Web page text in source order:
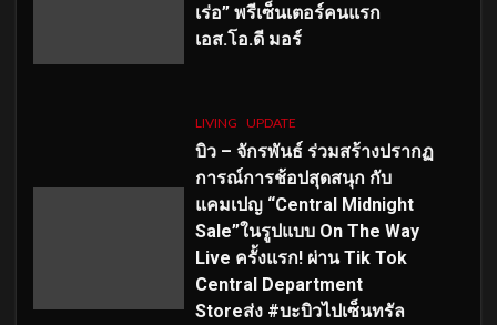
เร่อ” พรีเซ็นเตอร์คนแรก
เอส.โอ.ดี มอร์
LIVING UPDATE
บิว – จักรพันธ์ ร่วมสร้างปรากฏ
การณ์การช้อปสุดสนุก กับ
แคมเปญ “Central Midnight
Sale”ในรูปแบบ On The Way
Live ครั้งแรก! ผ่าน Tik Tok
Central Department
Storeส่ง #บะบิวไปเซ็นทรัล